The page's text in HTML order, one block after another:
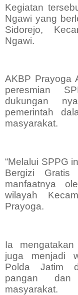
Kegiatan
Ngawi yang
Sidorejo,
Ngawi.
AKBP Prayoga
peresmian
dukungan
pemerintah
masyarakat.
“Melalui SPPG
Bergizi Gratis
manfaatnya
wilayah
Prayoga.
Ia
juga menjadi
Polda Jatim
pangan dan
masyarakat.